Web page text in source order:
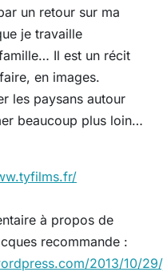
un retour sur ma
je travaille
Il est un récit
en images.
les paysans autour
beaucoup plus loin…
à propos de
recommande :
2013/10/